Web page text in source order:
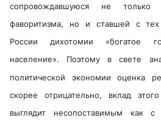
сопровождавшуюся не
фаворитизма, но и ставшей с
России дихотомии «богатое
население». Поэтому в свете
политической экономии оценка
скорее отрицательно, вклад
выглядит несопоставимым как с